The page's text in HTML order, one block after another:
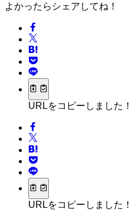
よかったらシェアしてね！
URLをコピーしました！
URLをコピーしました！